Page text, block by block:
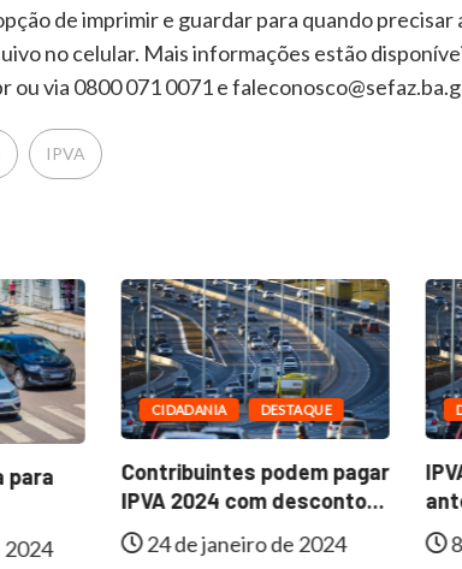
de imprimir e guardar para quando
no celular. Mais informações estão
ou via 0800 071 0071 e
IPVA
para
CIDADANIA DESTAQUE
Contribuintes podem pagar
IPVA 2024 com desconto...
24 de janeiro de 2024